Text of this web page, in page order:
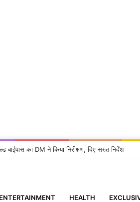
का DM ने किया निरीक्षण, दिए सख्त निर्देश
ENTERTAINMENT HEALTH